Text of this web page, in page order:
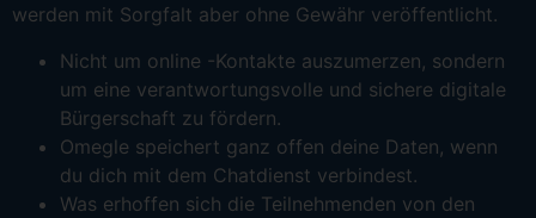
werden mit Sorgfalt aber ohne Gewähr veröffentlicht.
Nicht um online -Kontakte auszumerzen, sondern
um eine verantwortungsvolle und sichere digitale
Bürgerschaft zu fördern.
Omegle speichert ganz offen deine Daten, wenn
du dich mit dem Chatdienst verbindest.
Was erhoffen sich die Teilnehmenden von den